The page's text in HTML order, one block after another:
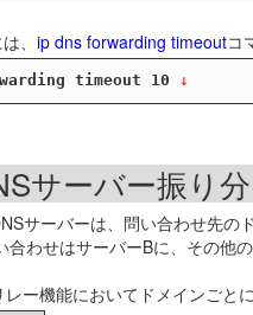
、 ip dns forwarding timeoutコ
timeout 10 ↓
サーバー振り
サーバーは、問い合わせ先
わせはサーバーBに、その他
ー機能においてドメインご